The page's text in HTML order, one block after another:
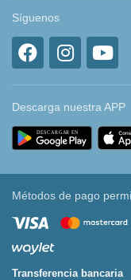
Síguenos
Descarga nuestra APP
Métodos de pago
Transferencia bancaria